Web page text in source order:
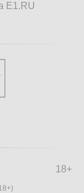
E1.RU
18+